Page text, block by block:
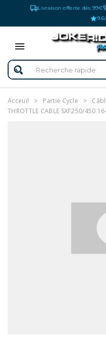
Livraison offerte dès 99€
Acceuil Partie Cycle
THROTTLE CABLE SXF250/450